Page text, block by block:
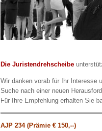
Die Juristendrehscheibe
Wir danken vorab für Ihr Interesse
Suche nach einer neuen
Für Ihre Empfehlung erhalten Sie
AJP 234 (Prämie € 150,--)